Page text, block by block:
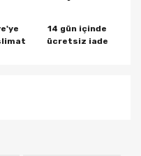
14 gün içinde
ücretsiz iade